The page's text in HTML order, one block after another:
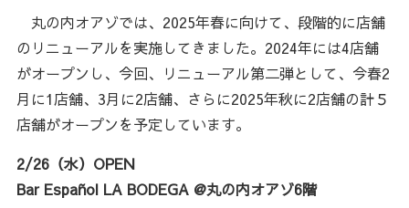
丸の内オアゾでは、2025年春に向けて、段階的に店舗
のリニューアルを実施してきました。2024年には4店舗
がオープンし、今回、リニューアル第二弾として、今春2
月に1店舗、3月に2店舗、さらに2025年秋に2店舗の計５
店舗がオープンを予定しています。
2/26（水）OPEN
Bar Español LA BODEGA @丸の内オアゾ6階